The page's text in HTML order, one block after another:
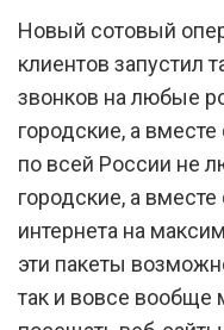
Новый сотовый
клиентов запустил
звонков на любые
городские, а
по всей России не
городские, а
интернета на
эти пакеты
так и вовсе вообще